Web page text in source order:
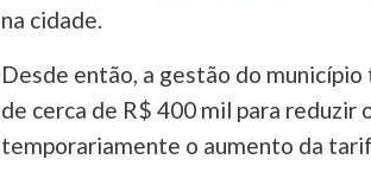
na cidade.
Desde então, a gestão do
de cerca de R$ 400 mil para reduzir
temporariamente o aumento da